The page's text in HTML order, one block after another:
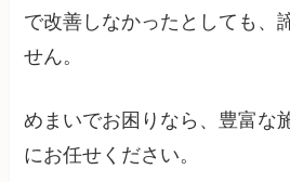
で改善しなかったとしても、
せん。
めまいでお困りなら、豊富な
にお任せください。